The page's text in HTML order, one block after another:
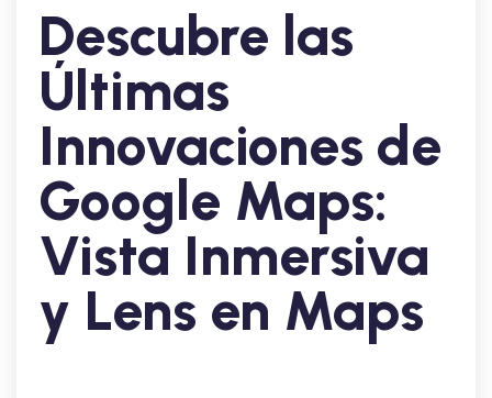
Descubre las
Últimas
Innovaciones de
Google Maps:
Vista Inmersiva
y Lens en Maps